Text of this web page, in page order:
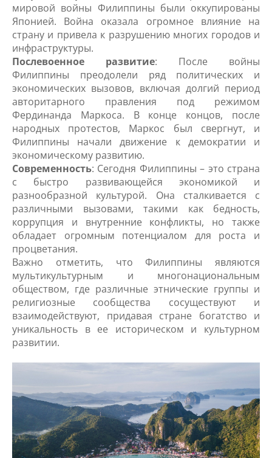
мировой войны Филиппины были оккупированы
Японией. Война оказала огромное влияние на
страну и привела к разрушению многих городов и
инфраструктуры.
Послевоенное развитие: После войны
Филиппины преодолели ряд политических и
экономических вызовов, включая долгий период
авторитарного правления под режимом
Фердинанда Маркоса. В конце концов, после
народных протестов, Маркос был свергнут, и
Филиппины начали движение к демократии и
экономическому развитию.
Современность: Сегодня Филиппины – это страна
с быстро развивающейся экономикой и
разнообразной культурой. Она сталкивается с
различными вызовами, такими как бедность,
коррупция и внутренние конфликты, но также
обладает огромным потенциалом для роста и
процветания.
Важно отметить, что Филиппины являются
мультикультурным и многонациональным
обществом, где различные этнические группы и
религиозные сообщества сосуществуют и
взаимодействуют, придавая стране богатство и
уникальность в ее историческом и культурном
развитии.